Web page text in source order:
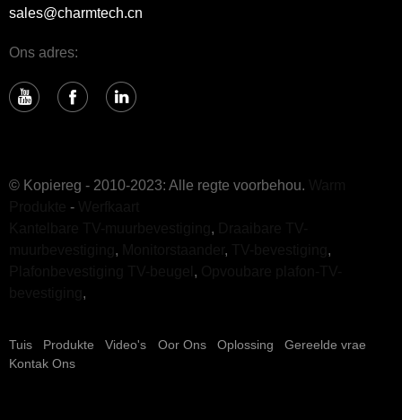
sales@charmtech.cn
Ons adres:
© Kopiereg - 2010-2023: Alle regte voorbehou.
-
,
, ,
,
,
,
Tuis Produkte Video's Oor Ons Oplossing
Gereelde vrae
Kontak Ons